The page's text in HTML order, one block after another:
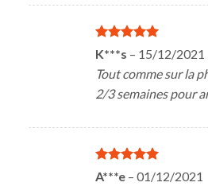
Note5
sur
5
K***s – 15/12/2021
Tout comme sur la
2/3 semaines pour
Note
sur
5
A***e – 01/12/2021